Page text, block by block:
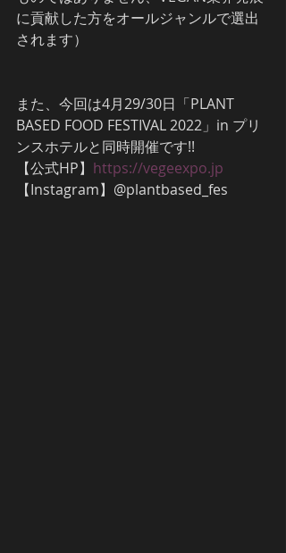
に貢献した方をオールジャンルで選出
されます）
また、今回は4月29/30日「PLANT
BASED FOOD FESTIVAL 2022」in プリ
ンスホテルと同時開催です!!
【公式HP】 https://vegeexpo.jp
【Instagram】@plantbased_fes